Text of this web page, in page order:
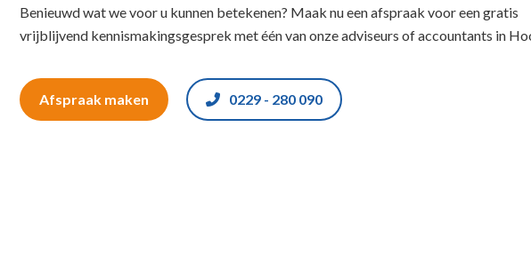
Benieuwd wat we voor u kunnen betekenen? Maak nu een afspraak voor een gratis
vrijblijvend kennismakingsgesprek met één van onze adviseurs of accountants in
Afspraak maken 0229 - 280 090